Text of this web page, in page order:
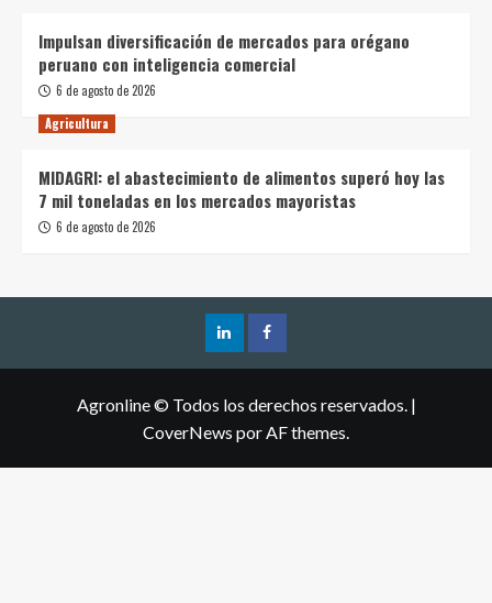
Impulsan diversificación de mercados para orégano
peruano con inteligencia comercial
6 de agosto de 2026
Agricultura
MIDAGRI: el abastecimiento de alimentos superó hoy las
7 mil toneladas en los mercados mayoristas
6 de agosto de 2026
Agronline © Todos los derechos reservados. |
CoverNews por AF themes.